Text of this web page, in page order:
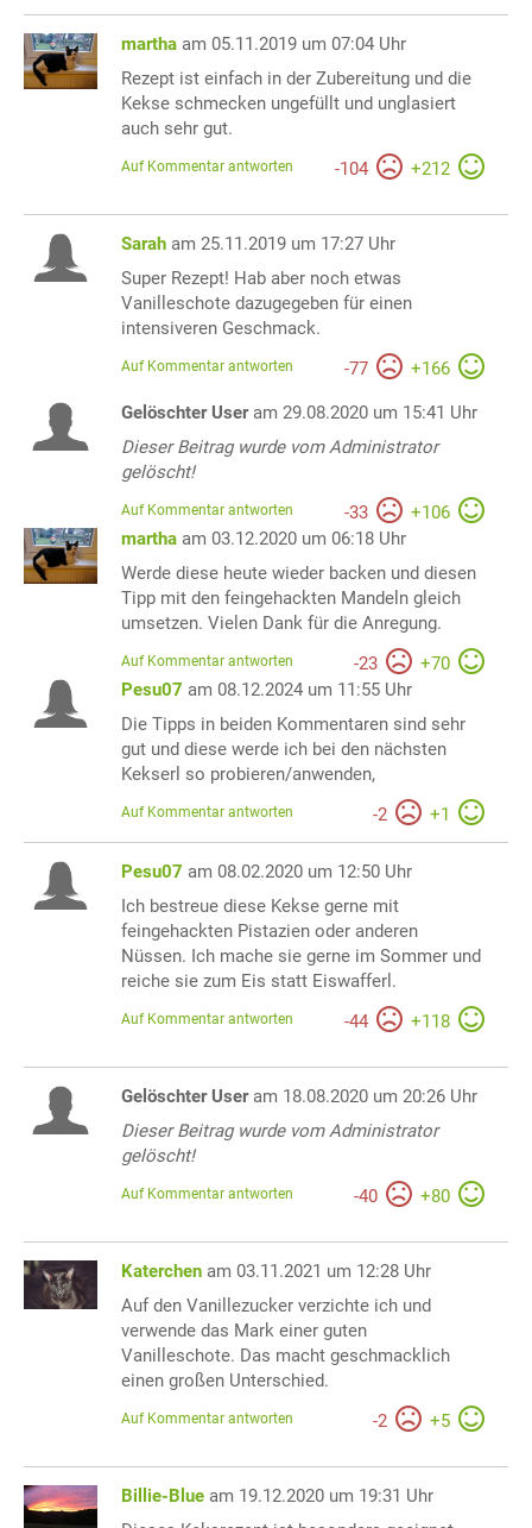
martha am 05.11.2019 um 07:04 Uhr
Rezept ist einfach in der Zubereitung und die
Kekse schmecken ungefüllt und unglasiert
auch sehr gut.
-104 +212
Auf Kommentar antworten
Sarah am 25.11.2019 um 17:27 Uhr
Super Rezept! Hab aber noch etwas
Vanilleschote dazugegeben für einen
intensiveren Geschmack.
-77 +166
Auf Kommentar antworten
Gelöschter User am 29.08.2020 um 15:41 Uhr
Dieser Beitrag wurde vom Administrator
gelöscht!
-33 +106
Auf Kommentar antworten
martha am 03.12.2020 um 06:18 Uhr
Werde diese heute wieder backen und diesen
Tipp mit den feingehackten Mandeln gleich
umsetzen. Vielen Dank für die Anregung.
-23 +70
Auf Kommentar antworten
Pesu07 am 08.12.2024 um 11:55 Uhr
Die Tipps in beiden Kommentaren sind sehr
gut und diese werde ich bei den nächsten
Kekserl so probieren/anwenden,
-2 +1
Auf Kommentar antworten
Pesu07 am 08.02.2020 um 12:50 Uhr
Ich bestreue diese Kekse gerne mit
feingehackten Pistazien oder anderen
Nüssen. Ich mache sie gerne im Sommer und
reiche sie zum Eis statt Eiswafferl.
-44 +118
Auf Kommentar antworten
Gelöschter User am 18.08.2020 um 20:26 Uhr
Dieser Beitrag wurde vom Administrator
gelöscht!
-40 +80
Auf Kommentar antworten
Katerchen am 03.11.2021 um 12:28 Uhr
Auf den Vanillezucker verzichte ich und
verwende das Mark einer guten
Vanilleschote. Das macht geschmacklich
einen großen Unterschied.
-2 +5
Auf Kommentar antworten
Billie-Blue am 19.12.2020 um 19:31 Uhr